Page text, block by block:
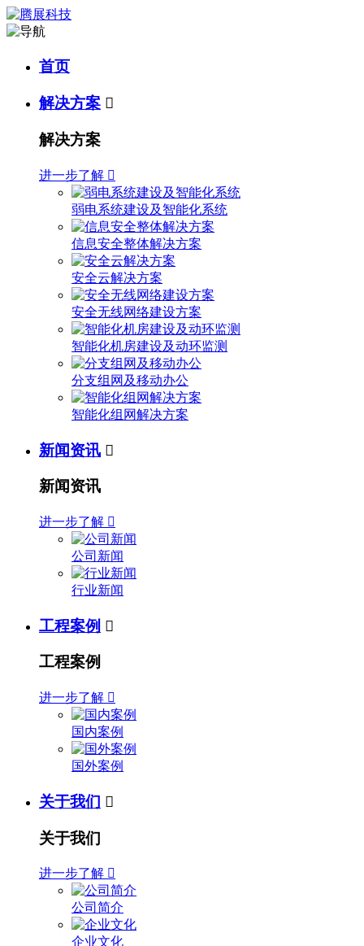
首页
解决方案 
解决方案
进一步了解 
弱电系统建设及智能化系统
信息安全整体解决方案
安全云解决方案
安全无线网络建设方案
智能化机房建设及动环监测
分支组网及移动办公
智能化组网解决方案
新闻资讯 
新闻资讯
进一步了解 
公司新闻
行业新闻
工程案例 
工程案例
进一步了解 
国内案例
国外案例
关于我们 
关于我们
进一步了解 
公司简介
企业文化